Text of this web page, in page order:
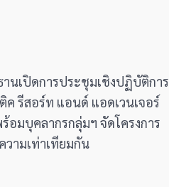
นเปิดการประชุมเชิงปฏิบัติการ
รีสอร์ท แอนด์ แอดเวนเจอร์
อมบุคลากรกลุ่มฯ จัดโครงการ
ามเท่าเทียมกัน